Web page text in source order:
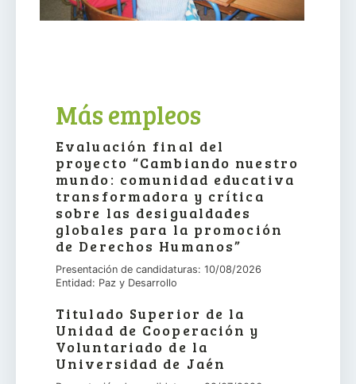
Más empleos
Evaluación final del
proyecto “Cambiando nuestro
mundo: comunidad educativa
transformadora y crítica
sobre las desigualdades
globales para la promoción
de Derechos Humanos”
Presentación de candidaturas: 10/08/2026
Entidad: Paz y Desarrollo
Titulado Superior de la
Unidad de Cooperación y
Voluntariado de la
Universidad de Jaén